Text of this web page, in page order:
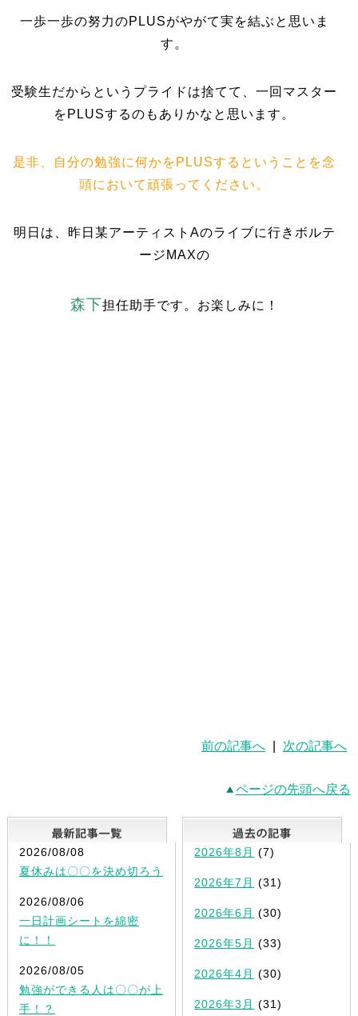
一歩一歩の努力のPLUSがやがて実を結ぶと思いま
す。
受験生だからというプライドは捨てて、一回マスター
をPLUSするのもありかなと思います。
是非、自分の勉強に何かをPLUSするということを念
頭において頑張ってください。
明日は、昨日某アーティストAのライブに行きボルテ
ージMAXの
森下担任助手です。お楽しみに！
前の記事へ 次の記事へ
ページの先頭へ戻る
最新記事一覧
2026/08/08
夏休みは〇〇を決め切ろう
2026/08/06
一日計画シートを綿密
に！！
2026/08/05
勉強ができる人は〇〇が上
手！？
2026年8月 (7)
2026年7月 (31)
2026年6月 (30)
2026年5月 (33)
2026年4月 (30)
2026年3月 (31)